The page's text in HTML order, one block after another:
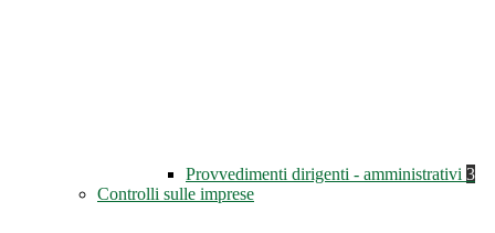
Provvedimenti dirigenti - amministrativi 3
Controlli sulle imprese